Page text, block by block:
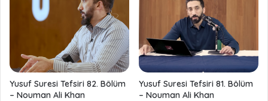
Yusuf Suresi Tefsiri 82. Bölüm
– Nouman Ali Khan
Yusuf Suresi Tefsiri 81. Bölüm
– Nouman Ali Khan